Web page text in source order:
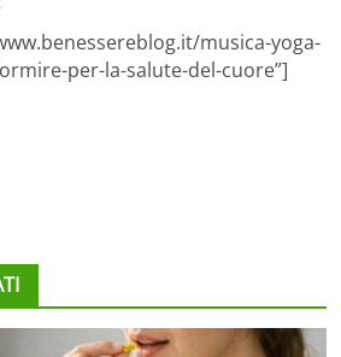
musica-yoga-
per-la-salute-del-cuore”]